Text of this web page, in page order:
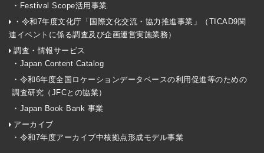
・Festival Scope活用事業
・令和7年度文化庁「国際文化交流・協力推進事業」（TICAD9関
連イベントに係る調査及び企画運営実施業務）
調査・情報サービス
・Japan Content Catalog
・令和6年度全国ロケーションデータベースの利用促進等のための
調査研究（JFCとの協業）
・Japan Book Bank 事業
アーカイブ
・令和7年度アーカイブ中核拠点形成モデル事業